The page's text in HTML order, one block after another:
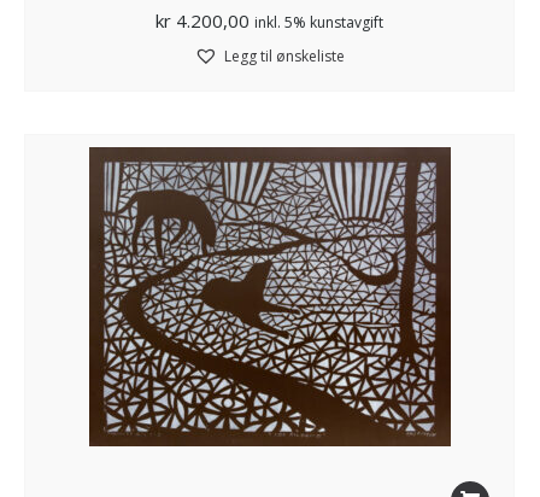
kr 4.200,00 inkl. 5% kunstavgift
Legg til ønskeliste